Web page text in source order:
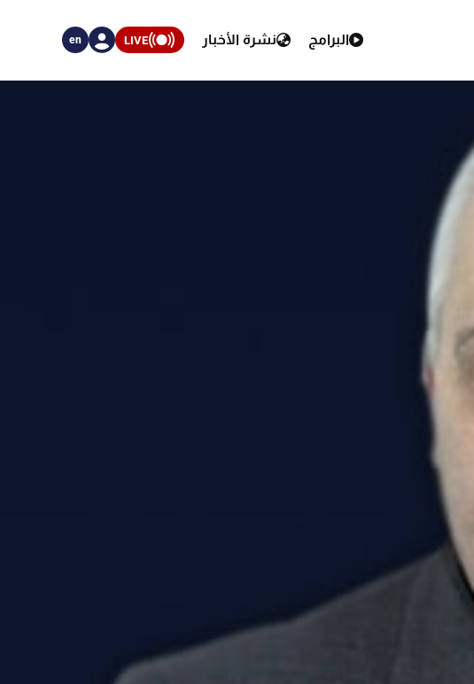
البرامج نشرة الأخبار LIVE
en